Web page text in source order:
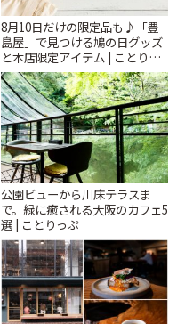
8月10日だけの限定品も♪「豊
島屋」で見つける鳩の日グッズ
と本店限定アイテム | ことりっ
ぷ
公園ビューから川床テラスま
で。緑に癒される大阪のカフェ5
選 | ことりっぷ